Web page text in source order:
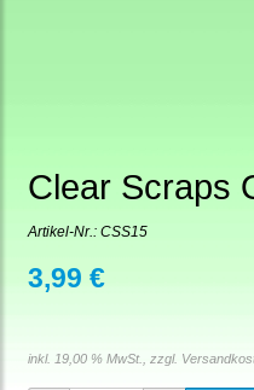
Clear Scraps
Artikel-Nr.: CSS15
3,99 €
inkl. 19,00 % MwSt., zzgl.